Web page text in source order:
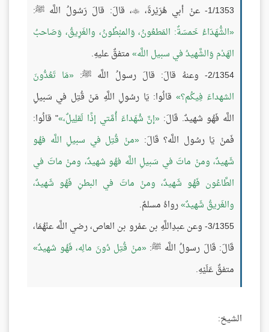
1/1353- عنْ أبي هُرَيْرةَ،
، قالَ: قالَ رَسُولُ اللَّه ﷺ:
الشُّهَدَاءُ خَمسَةٌ: المَطعُونُ، وَالمبْطُونُ، والغَرِيقُ، وَصَاحبُ
الهَدْم وَالشَّهيدُ في سبيل اللَّه متفقٌ عليهِ.
2/1354- وعنهُ قالَ: قالَ رسولُ اللَّه ﷺ:
مَا تَعُدُّونَ
الشهداءَ فِيكُم؟ قالُوا: يَا رسُولِ اللَّهِ مَنْ قُتِل في سَبيلِ
اللَّه فَهُو شهيدٌ. قَالَ: إنَّ شُهَداءَ أُمَّتي إذًا لَقلِيلٌ، " قالُوا:
فَمنْ يَا رسُول اللَّه؟ قَالَ:
منْ قُتِل في سبيلِ اللَّه فهُو
شَهيدٌ، ومنْ ماتَ في سَبيلِ اللَّه فهُو شهيدٌ، ومنْ ماتَ في
الطَّاعُون فَهُو شَهيدٌ، ومنْ ماتَ في البطنِ فَهُو شَهيدٌ،
والغَريقُ شَهيدٌ رواهُ مسلمٌ.
3/1355- وعن عبدِاللَّهِ بن عمْرو بن العاص، رضي اللَّه عنْهُمَا،
قَالَ: قَالَ رسولُ اللَّه ﷺ: منْ قُتِل دُونَ مالِه، فَهُو شهيدٌ
متفقٌ عَلَيْهِ.
الشيخ: